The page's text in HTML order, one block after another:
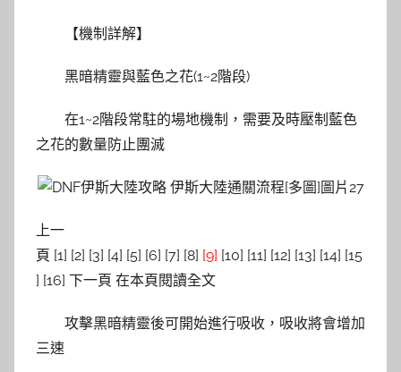
【機制詳解】
黑暗精靈與藍色之花(1~2階段)
在1~2階段常駐的場地機制，需要及時壓制藍色
之花的數量防止團滅
上一
頁 [1] [2] [3] [4] [5] [6] [7] [8] [9] [10] [11] [12] [13] [14] [15
] [16] 下一頁 在本頁閱讀全文
攻擊黑暗精靈後可開始進行吸收，吸收將會增加
三速